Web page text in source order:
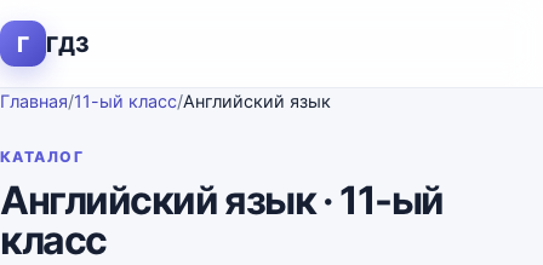
Г ГДЗ
Главная/11-ый класс/Английский язык
КАТАЛОГ
Английский язык · 11-ый
класс